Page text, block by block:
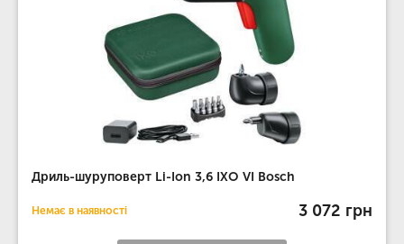
Дриль-шуруповерт Li-Ion 3,6 IXO VI Bosch
Немає в наявності 3 072 грн